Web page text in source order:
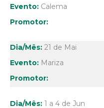
Calema
21 de Mai
Mariza
1 a 4 de Jun